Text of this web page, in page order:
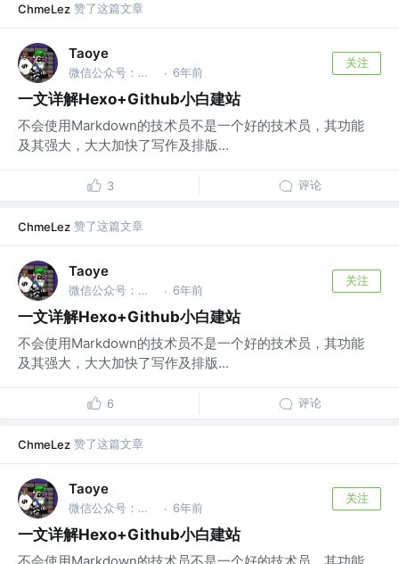
ChmeLez 赞了这篇文章
Taoye
微信公众号：玩世不恭的Coder @Taoye · 6年前
关注
一文详解Hexo+Github小白建站
不会使用Markdown的技术员不是一个好的技术员，其功能
及其强大，大大加快了写作及排版...
3 评论
ChmeLez 赞了这篇文章
Taoye
微信公众号：玩世不恭的Coder @Taoye · 6年前
关注
一文详解Hexo+Github小白建站
不会使用Markdown的技术员不是一个好的技术员，其功能
及其强大，大大加快了写作及排版...
6 评论
ChmeLez 赞了这篇文章
Taoye
微信公众号：玩世不恭的Coder @Taoye · 6年前
关注
一文详解Hexo+Github小白建站